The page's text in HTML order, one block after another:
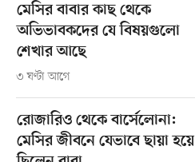
মেসির বাবার কাছ থেকে
অভিভাবকদের যে বিষয়গুলো
শেখার আছে
৩ ঘণ্টা আগে
রোজারিও থেকে বার্সেলোনা:
মেসির জীবনে যেভাবে ছায়া হয়ে